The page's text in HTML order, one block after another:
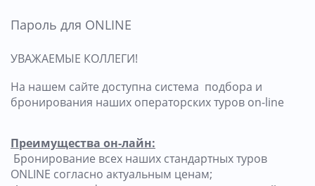
Пароль для ONLINE
УВАЖАЕМЫЕ КОЛЛЕГИ!
На нашем сайте доступна система подбора и
бронирования наших операторских туров on-line
Преимущества он-лайн:
Бронирование всех наших стандартных туров
ONLINE согласно актуальным ценам;